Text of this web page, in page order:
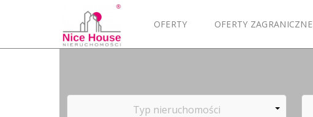
OFERTY OFERTY ZAGRANICZNE
Typ nieruchomości